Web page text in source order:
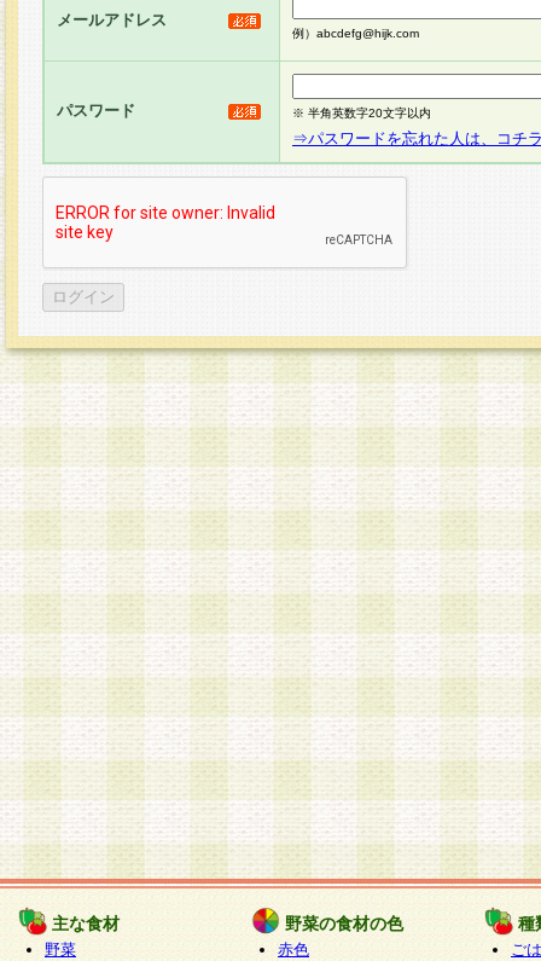
メールアドレス
例）abcdefg@hijk.com
パスワード ※ 半角英数字20文字以内
⇒パスワードを忘れた人は、コチ
主な食材
野菜
野菜の食材の色
赤色
種
ご